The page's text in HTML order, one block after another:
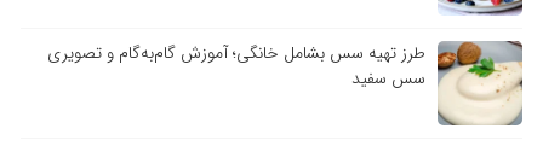
طرز تهیه سس بشامل خانگی؛ آموزش گام‌به‌گام و تصویری
سس سفید